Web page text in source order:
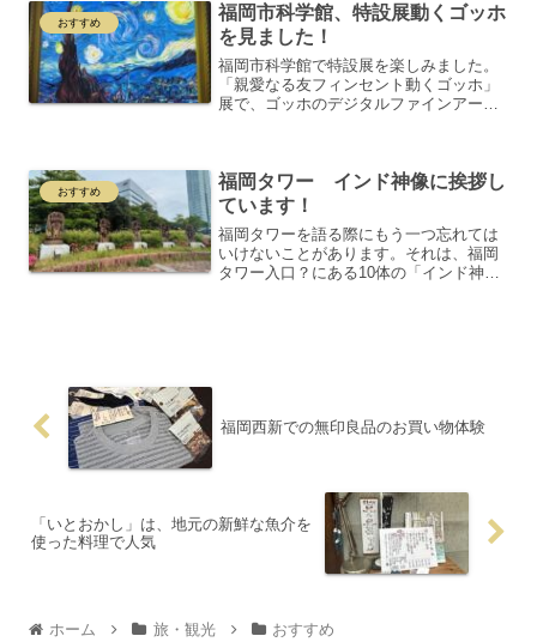
新聞や雑誌が置いてあり...
おすすめ
福岡市科学館、特設展動くゴッホ
を見ました！
福岡市科学館で特設展を楽しみました。
「親愛なる友フィンセント動くゴッホ」
展で、ゴッホのデジタルファインアート
16日までです。ゴッホは...
おすすめ
福岡タワー インド神像に挨拶し
ています！
福岡タワーを語る際にもう一つ忘れては
いけないことがあります。それは、福岡
タワー入口？にある10体の「インド神
福岡西新での無印良品のお買い物体験
「いとおかし」は、地元の新鮮な魚介を
使った料理で人気
ホーム 旅・観光 おすすめ